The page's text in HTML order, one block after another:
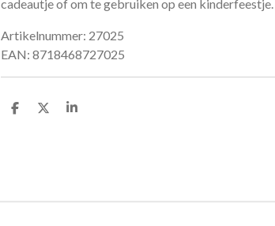
cadeautje of om te gebruiken op een kinderfeestje.
Artikelnummer: 27025
EAN: 8718468727025
D
D
S